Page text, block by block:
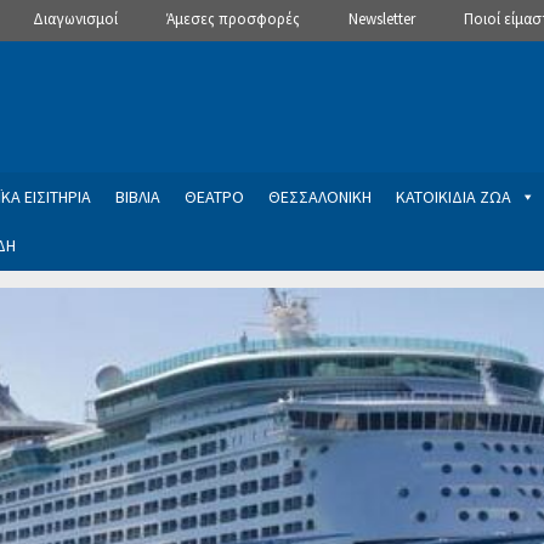
Διαγωνισμοί Άμεσες προσφορές Newsletter Ποιοί
ΕΙΣΙΤΗΡΙΑ ΒΙΒΛΙΑ ΘΕΑΤΡΟ ΘΕΣΣΑΛΟΝΙΚΗ ΚΑΤΟΙΚΙΔΙΑ ΖΩΑ
Newsletter
εγγραφής στο Newsletter του Dealistas.grΕπικοινωνία